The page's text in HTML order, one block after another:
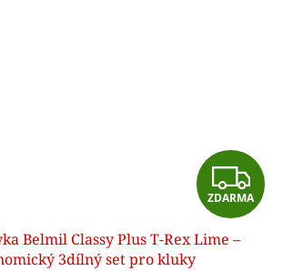
Z
D
ZDARMA
Belmil Classy Plus T-Rex Lime –
3dílný set pro kluky